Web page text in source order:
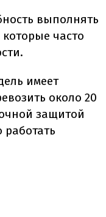
выполнять
часто
имеет
около 20
защитой